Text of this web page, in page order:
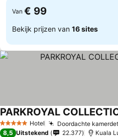
Van € 99
Bekijk prijzen van 16 sites
5 Sterren Hotel Doordachte
PARKROYAL
8,5 Uitstekend 22.377 Kuala